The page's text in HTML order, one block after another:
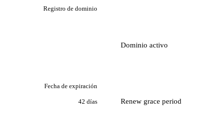
Registro de dominio
Dominio activo
Fecha de expiración
42 días Renew grace period